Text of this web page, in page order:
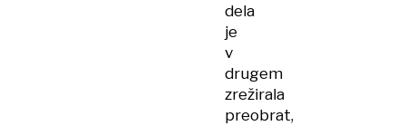
dela
je
v
drugem
zrežirala
preobrat,